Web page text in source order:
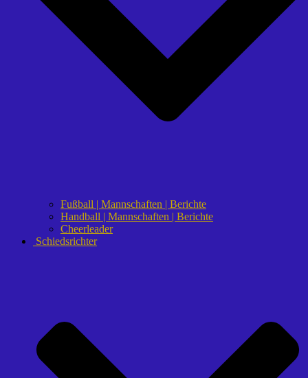
Fußball | Mannschaften | Berichte
Handball | Mannschaften | Berichte
Cheerleader
Schiedsrichter